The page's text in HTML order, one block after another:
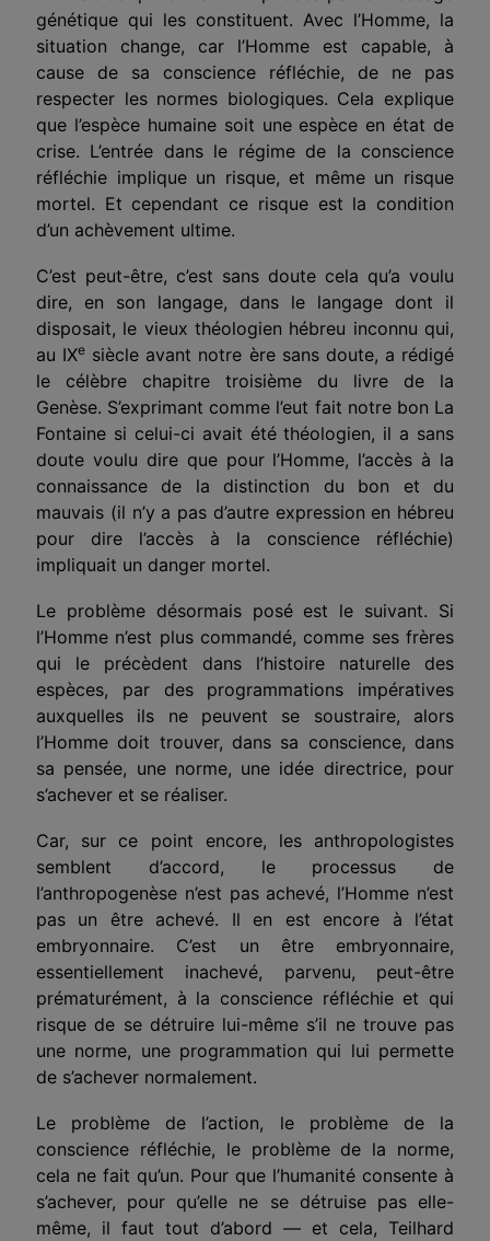
génétique qui les constituent. Avec l’Homme, la
situation change, car l’Homme est capable, à
cause de sa conscience réfléchie, de ne pas
respecter les normes biologiques. Cela explique
que l’espèce humaine soit une espèce en état de
crise. L’entrée dans le régime de la conscience
réfléchie implique un risque, et même un risque
mortel. Et cependant ce risque est la condition
d’un achèvement ultime.
C’est peut-être, c’est sans doute cela qu’a voulu
dire, en son langage, dans le langage dont il
disposait, le vieux théologien hébreu inconnu qui,
au IXe siècle avant notre ère sans doute, a rédigé
le célèbre chapitre troisième du livre de la
Genèse. S’exprimant comme l’eut fait notre bon La
Fontaine si celui-ci avait été théologien, il a sans
doute voulu dire que pour l’Homme, l’accès à la
connaissance de la distinction du bon et du
mauvais (il n’y a pas d’autre expression en hébreu
pour dire l’accès à la conscience réfléchie)
impliquait un danger mortel.
Le problème désormais posé est le suivant. Si
l’Homme n’est plus commandé, comme ses frères
qui le précèdent dans l’histoire naturelle des
espèces, par des programmations impératives
auxquelles ils ne peuvent se soustraire, alors
l’Homme doit trouver, dans sa conscience, dans
sa pensée, une norme, une idée directrice, pour
s’achever et se réaliser.
Car, sur ce point encore, les anthropologistes
semblent d’accord, le processus de
l’anthropogenèse n’est pas achevé, l’Homme n’est
pas un être achevé. Il en est encore à l’état
embryonnaire. C’est un être embryonnaire,
essentiellement inachevé, parvenu, peut-être
prématurément, à la conscience réfléchie et qui
risque de se détruire lui-même s’il ne trouve pas
une norme, une programmation qui lui permette
de s’achever normalement.
Le problème de l’action, le problème de la
conscience réfléchie, le problème de la norme,
cela ne fait qu’un. Pour que l’humanité consente à
s’achever, pour qu’elle ne se détruise pas elle-
même, il faut tout d’abord — et cela, Teilhard